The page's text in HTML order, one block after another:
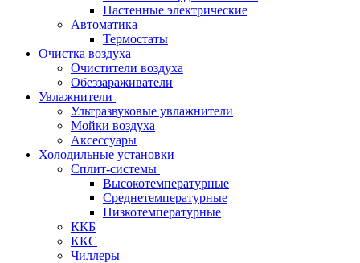
Настенные электрические
Автоматика
Термостаты
Очистка воздуха
Очистители воздуха
Обеззараживатели
Увлажнители
Ультразвуковые увлажнители
Мойки воздуха
Аксессуары
Холодильные установки
Сплит-системы
Высокотемпературные
Среднетемпературные
Низкотемпературные
ККБ
ККС
Чиллеры